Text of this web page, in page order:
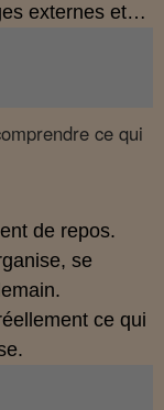
externes et
claire, moderne
de 2026.
ce qui
de repos.
se
ce qui